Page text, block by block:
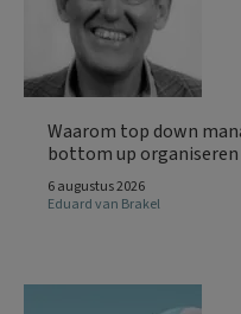
Waarom top down
bottom up organiseren
6 augustus 2026
Eduard van Brakel